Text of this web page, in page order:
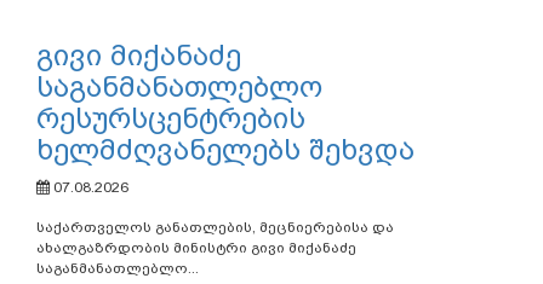
გივი მიქანაძე
საგანმანათლებლო
რესურსცენტრების
ხელმძღვანელებს შეხვდა
07.08.2026
საქართველოს განათლების, მეცნიერებისა და
ახალგაზრდობის მინისტრი გივი მიქანაძე
საგანმანათლებლო...